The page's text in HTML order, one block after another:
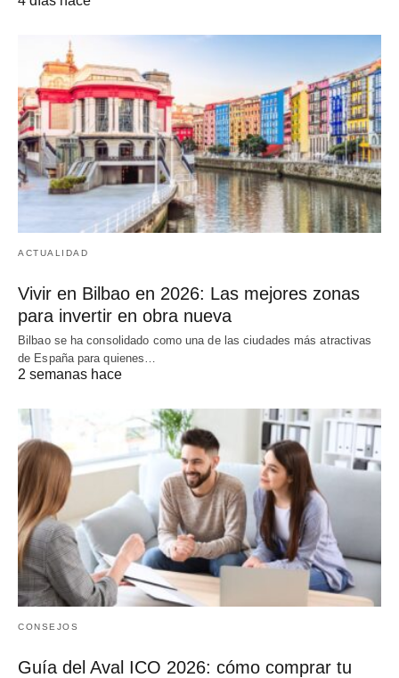
ACTUALIDAD
Vivir en Bilbao en 2026: Las mejores zonas
para invertir en obra nueva
Bilbao se ha consolidado como una de las ciudades más atractivas
de España para quienes…
2 semanas hace
CONSEJOS
Guía del Aval ICO 2026: cómo comprar tu